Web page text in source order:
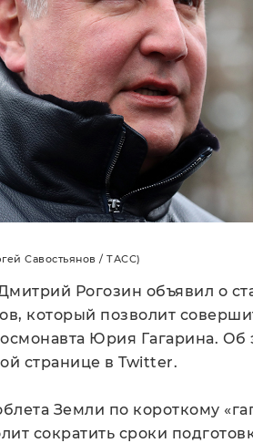
Савостьянов / ТАСС)
Рогозин объявил о
который позволит
Юрия Гагарина. Об
странице в Twitter.
Земли по короткому
сократить сроки